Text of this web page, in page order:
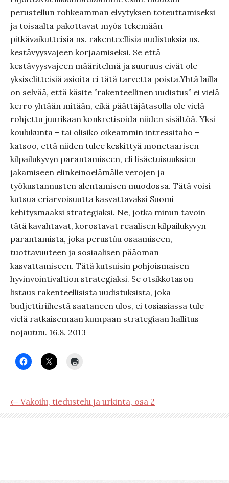
perustellun rohkeamman elvytyksen toteuttamiseksi
ja toisaalta pakottavat myös tekemään
pitkävaikutteisia ns. rakenteellisia uudistuksia ns.
kestävyysvajeen korjaamiseksi. Se että
kestävyysvajeen määritelmä ja suuruus eivät ole
yksiselitteisiä asioita ei tätä tarvetta poista.Yhtä lailla
on selvää, että käsite ”rakenteellinen uudistus” ei vielä
kerro yhtään mitään, eikä päättäjätasolla ole vielä
rohjettu juurikaan konkretisoida niiden sisältöä. Yksi
koulukunta – tai olisiko oikeammin intressitaho –
katsoo, että niiden tulee keskittyä monetaarisen
kilpailukyvyn parantamiseen, eli lisäetuisuuksien
jakamiseen elinkeinoelämälle verojen ja
työkustannusten alentamisen muodossa. Tätä voisi
kutsua eriarvoisuutta kasvattavaksi Suomi
kehitysmaaksi strategiaksi. Ne, jotka minun tavoin
tätä kavahtavat, korostavat reaalisen kilpailukyvyn
parantamista, joka perustúu osaamiseen,
tuottavuuteen ja sosiaalisen pääoman
kasvattamiseen. Tätä kutsuisin pohjoismaisen
hyvinvointivaltion strategiaksi. Se otsikkotason
listaus rakenteellisista uudistuksista, joka
budjettiriihestä saataneen ulos, ei tosiasiassa tule
vielä ratkaisemaan kumpaan strategiaan hallitus
nojautuu. 16.8. 2013
← Vakoilu, tiedustelu ja urkinta, osa 2